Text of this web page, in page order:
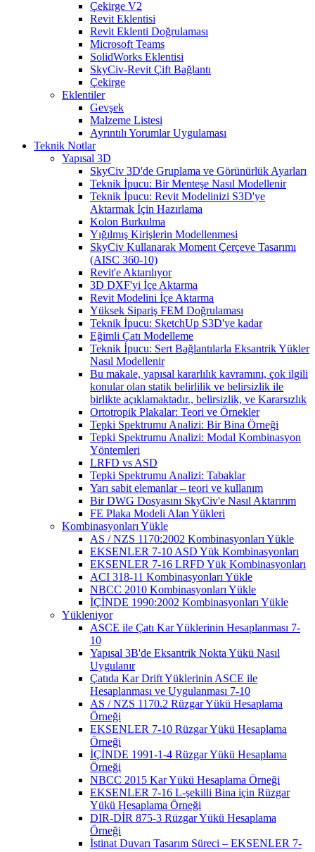
Çekirge V2
Revit Eklentisi
Revit Eklenti Doğrulaması
Microsoft Teams
SolidWorks Eklentisi
SkyCiv-Revit Çift Bağlantı
Çekirge
Eklentiler
Gevşek
Malzeme Listesi
Ayrıntılı Yorumlar Uygulaması
Teknik Notlar
Yapısal 3D
SkyCiv 3D'de Gruplama ve Görünürlük Ayarları
Teknik İpucu: Bir Menteşe Nasıl Modellenir
Teknik İpucu: Revit Modelinizi S3D'ye
Aktarmak İçin Hazırlama
Kolon Burkulma
Yığılmış Kirişlerin Modellenmesi
SkyCiv Kullanarak Moment Çerçeve Tasarımı
(AISC 360-10)
Revit'e Aktarılıyor
3D DXF'yi İçe Aktarma
Revit Modelini İçe Aktarma
Yüksek Sipariş FEM Doğrulaması
Teknik İpucu: SketchUp S3D'ye kadar
Eğimli Çatı Modelleme
Teknik İpucu: Sert Bağlantılarla Eksantrik Yükler
Nasıl Modellenir
Bu makale, yapısal kararlılık kavramını, çok ilgili
konular olan statik belirlilik ve belirsizlik ile
birlikte açıklamaktadır., belirsizlik, ve Kararsızlık
Ortotropik Plakalar: Teori ve Örnekler
Tepki Spektrumu Analizi: Bir Bina Örneği
Tepki Spektrumu Analizi: Modal Kombinasyon
Yöntemleri
LRFD vs ASD
Tepki Spektrumu Analizi: Tabaklar
Yarı sabit elemanlar – teori ve kullanım
Bir DWG Dosyasını SkyCiv'e Nasıl Aktarırım
FE Plaka Modeli Alan Yükleri
Kombinasyonları Yükle
AS / NZS 1170:2002 Kombinasyonları Yükle
EKSENLER 7-10 ASD Yük Kombinasyonları
EKSENLER 7-16 LRFD Yük Kombinasyonları
ACI 318-11 Kombinasyonları Yükle
NBCC 2010 Kombinasyonları Yükle
İÇİNDE 1990:2002 Kombinasyonları Yükle
Yükleniyor
ASCE ile Çatı Kar Yüklerinin Hesaplanması 7-
10
Yapısal 3B'de Eksantrik Nokta Yükü Nasıl
Uygulanır
Çatıda Kar Drift Yüklerinin ASCE ile
Hesaplanması ve Uygulanması 7-10
AS / NZS 1170.2 Rüzgar Yükü Hesaplama
Örneği
EKSENLER 7-10 Rüzgar Yükü Hesaplama
Örneği
İÇİNDE 1991-1-4 Rüzgar Yükü Hesaplama
Örneği
NBCC 2015 Kar Yükü Hesaplama Örneği
EKSENLER 7-16 L-şekilli Bina için Rüzgar
Yükü Hesaplama Örneği
DIR-DİR 875-3 Rüzgar Yükü Hesaplama
Örneği
İstinat Duvarı Tasarım Süreci – EKSENLER 7-